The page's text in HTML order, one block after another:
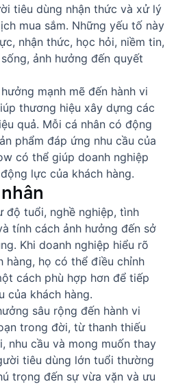
tiêu dùng nhận thức và xử lý
mua sắm. Những yếu tố này
nhận thức, học hỏi, niềm tin,
ảnh hưởng đến quyết
mạnh mẽ đến hành vi
thương hiệu xây dựng các
quả. Mỗi cá nhân có động
phẩm đáp ứng nhu cầu của
có thể giúp doanh nghiệp
lực của khách hàng.
độ tuổi, nghề nghiệp, tình
tính cách ảnh hưởng đến sở
Khi doanh nghiệp hiểu rõ
hàng, họ có thể điều chỉnh
cách phù hợp hơn để tiếp
của khách hàng.
sâu rộng đến hành vi
trong đời, từ thanh thiếu
nhu cầu và mong muốn thay
tiêu dùng lớn tuổi thường
trọng đến sự vừa vặn và ưu